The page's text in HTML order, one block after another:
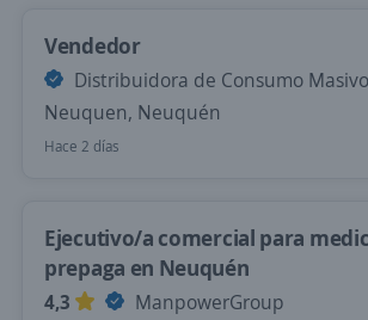
Vendedor
Distribuidora de Consumo Masivo
Neuquen, Neuquén
Hace 2 días
Ejecutivo/a comercial para
prepaga en Neuquén
4,3
ManpowerGroup